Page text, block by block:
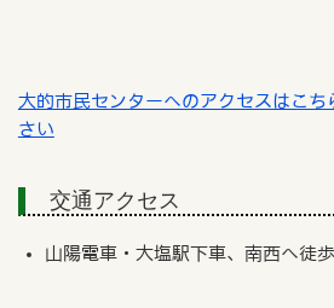
大的市民センターへのアクセスはこち
さい
交通アクセス
山陽電車・大塩駅下車、南西へ徒